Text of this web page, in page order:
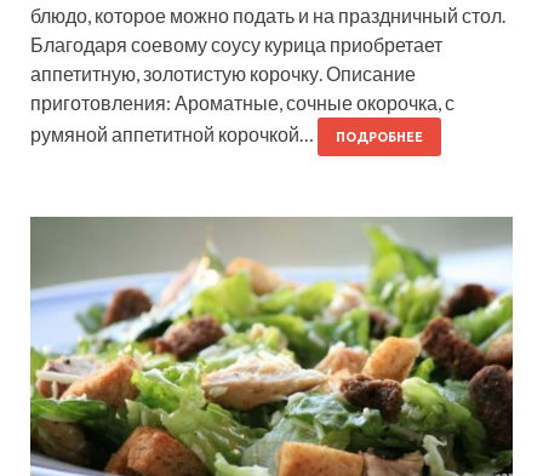
блюдо, которое можно подать и на праздничный стол.
Благодаря соевому соусу курица приобретает
аппетитную, золотистую корочку. Описание
приготовления: Ароматные, сочные окорочка, с
румяной аппетитной корочкой…
ПОДРОБНЕЕ